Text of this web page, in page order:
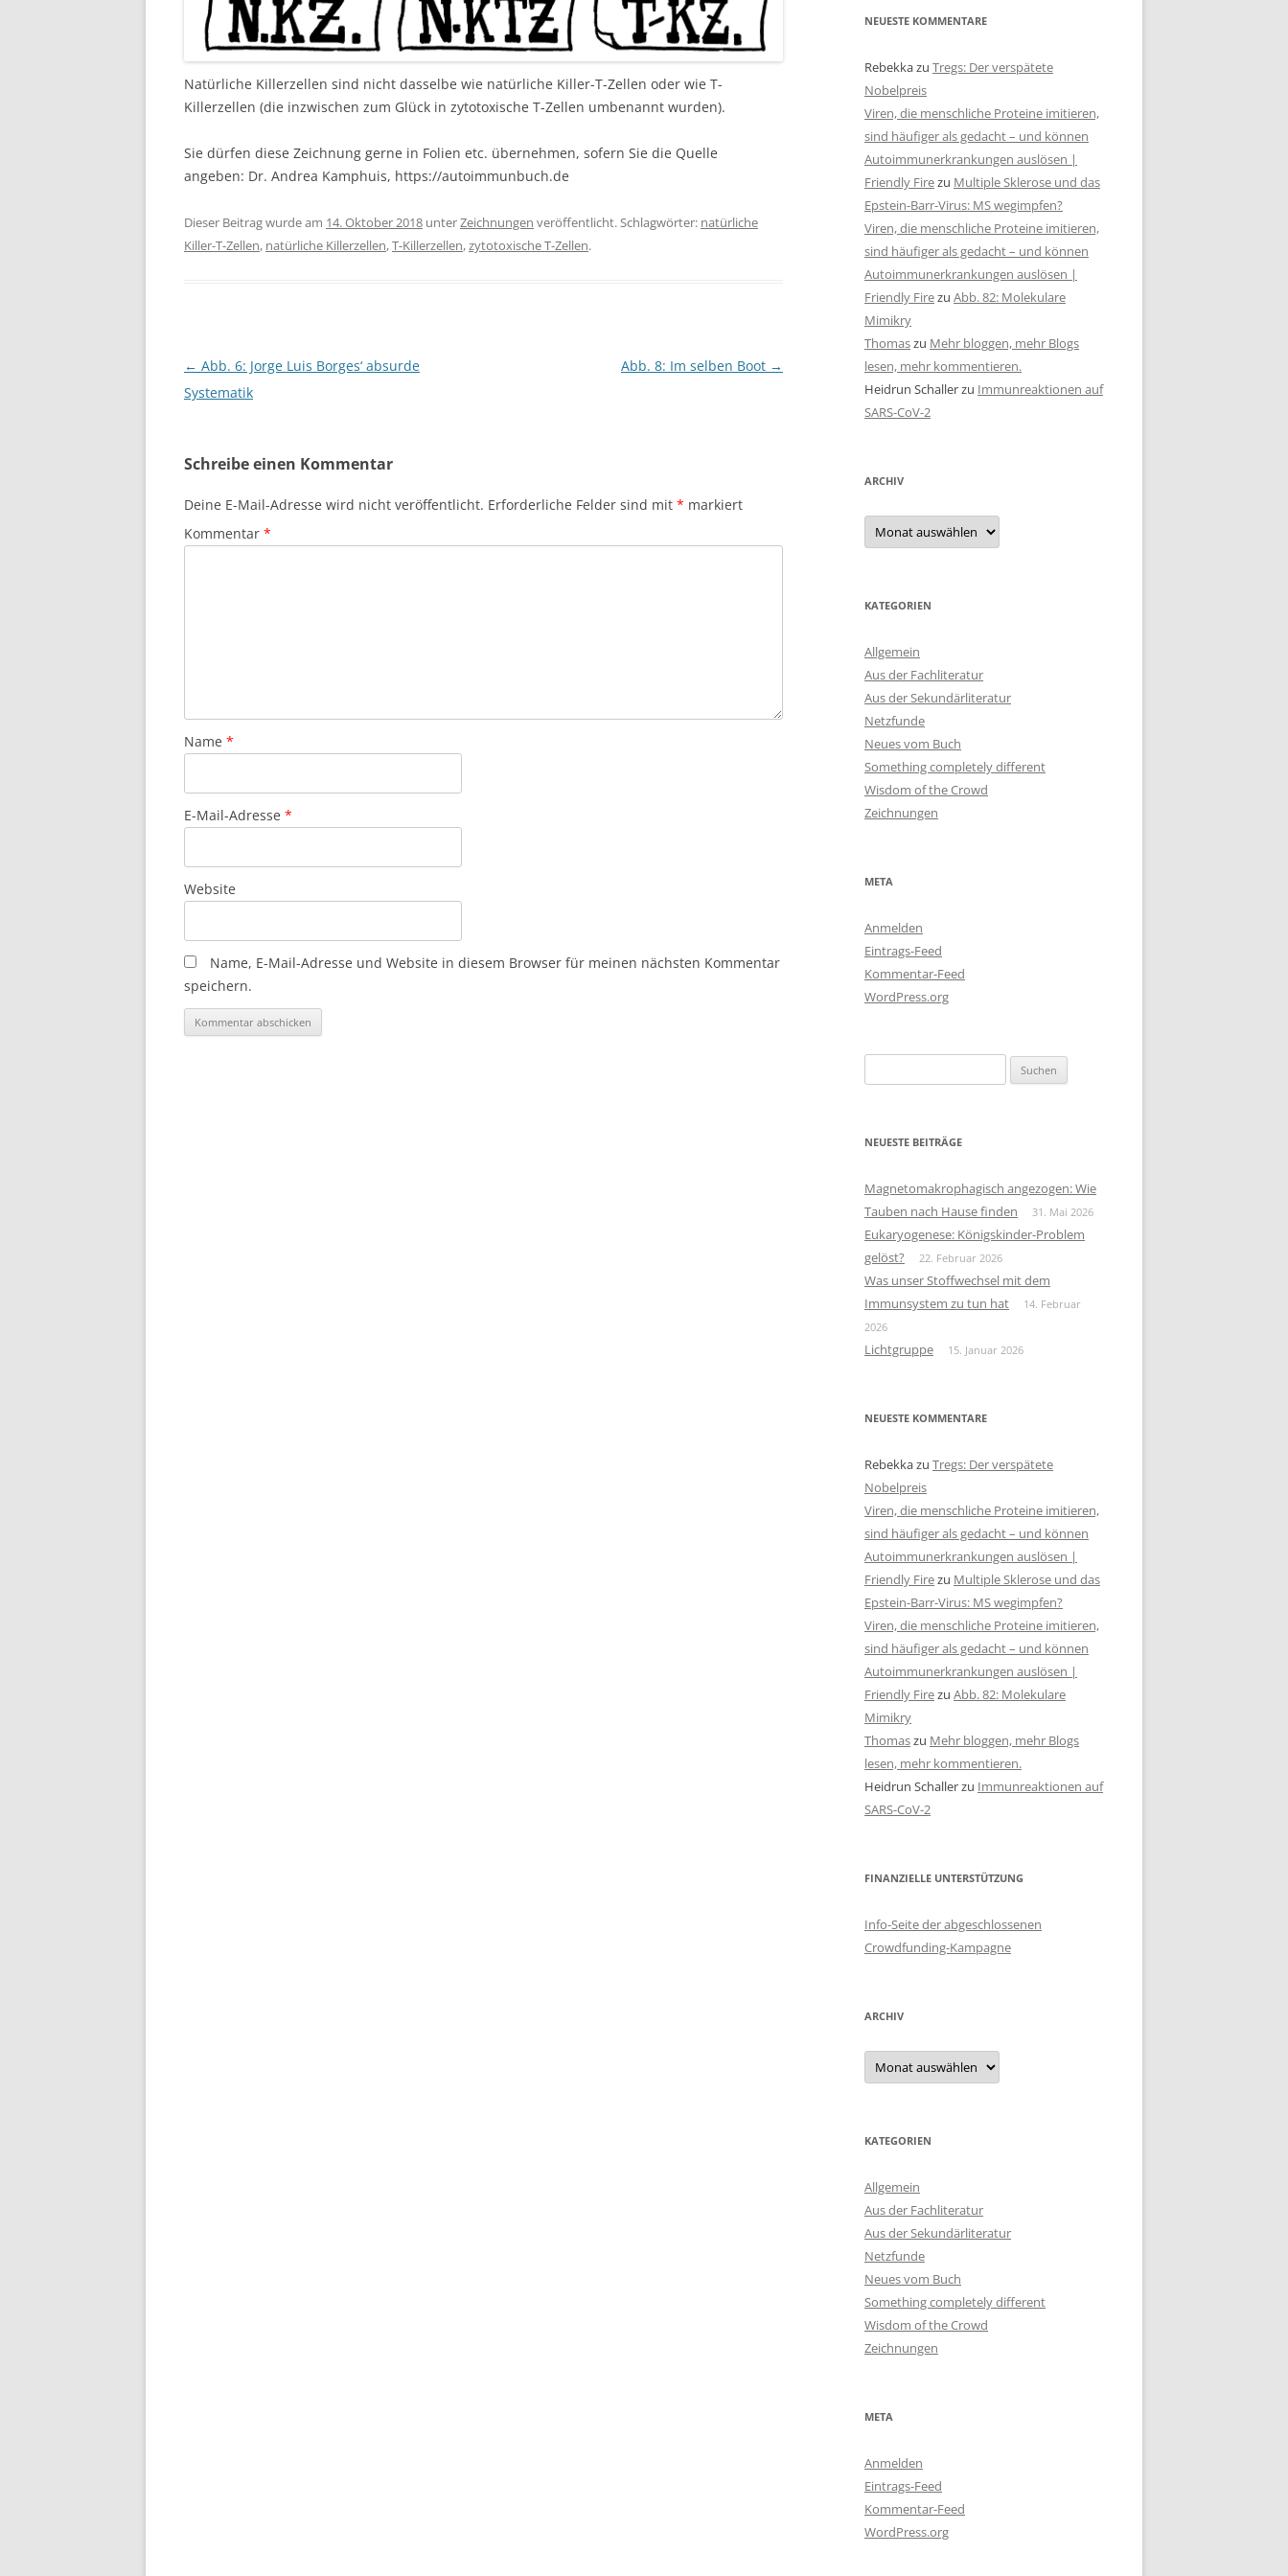
Natürliche Killerzellen sind nicht dasselbe wie natürliche Killer-T-Zellen oder wie T-
Killerzellen (die inzwischen zum Glück in zytotoxische T-Zellen umbenannt wurden).
Sie dürfen diese Zeichnung gerne in Folien etc. übernehmen, sofern Sie die Quelle
angeben: Dr. Andrea Kamphuis, https://autoimmunbuch.de
Dieser Beitrag wurde am 14. Oktober 2018 unterZeichnungen veröffentlicht. Schlagwörter: natürliche
Killer-T-Zellen, natürliche Killerzellen,T-Killerzellen,zytotoxische T-Zellen.
Beitragsnavigation
← Abb. 6: Jorge Luis Borges‘ absurde
Systematik
Abb. 8: Im selben Boot →
Schreibe einen Kommentar
Deine E-Mail-Adresse wird nicht veröffentlicht. Erforderliche Felder sind mit * markiert
Kommentar *
Name *
E-Mail-Adresse *
Website
Name, E-Mail-Adresse und Website in diesem Browser für meinen nächsten Kommentar
speichern.
NEUESTE KOMMENTARE
Rebekkazu Tregs: Der verspätete
Nobelpreis
Viren, die menschliche Proteine imitieren,
sind häufiger als gedacht – und können
Autoimmunerkrankungen auslösen |
Friendly Firezu Multiple Sklerose und das
Epstein-Barr-Virus: MS wegimpfen?
Viren, die menschliche Proteine imitieren,
sind häufiger als gedacht – und können
Autoimmunerkrankungen auslösen |
Friendly Firezu Abb. 82: Molekulare
Mimikry
Thomaszu Mehr bloggen, mehr Blogs
lesen, mehr kommentieren.
Heidrun Schallerzu Immunreaktionen auf
SARS-CoV-2
ARCHIV
Archiv
KATEGORIEN
Allgemein
Aus der Fachliteratur
Aus der Sekundärliteratur
Netzfunde
Neues vom Buch
Something completely different
Wisdom of the Crowd
Zeichnungen
META
Anmelden
Eintrags-Feed
Kommentar-Feed
WordPress.org
nach:
NEUESTE BEITRÄGE
Magnetomakrophagisch angezogen: Wie
Tauben nach Hause finden
31. Mai 2026
Eukaryogenese: Königskinder-Problem
gelöst?
22. Februar 2026
Was unser Stoffwechsel mit dem
Immunsystem zu tun hat
14. Februar
2026
Lichtgruppe 15. Januar 2026
NEUESTE KOMMENTARE
Rebekkazu Tregs: Der verspätete
Nobelpreis
Viren, die menschliche Proteine imitieren,
sind häufiger als gedacht – und können
Autoimmunerkrankungen auslösen |
Friendly Firezu Multiple Sklerose und das
Epstein-Barr-Virus: MS wegimpfen?
Viren, die menschliche Proteine imitieren,
sind häufiger als gedacht – und können
Autoimmunerkrankungen auslösen |
Friendly Firezu Abb. 82: Molekulare
Mimikry
Thomaszu Mehr bloggen, mehr Blogs
lesen, mehr kommentieren.
Heidrun Schallerzu Immunreaktionen auf
SARS-CoV-2
FINANZIELLE UNTERSTÜTZUNG
Info-Seite der abgeschlossenen
Crowdfunding-Kampagne
ARCHIV
Archiv
KATEGORIEN
Allgemein
Aus der Fachliteratur
Aus der Sekundärliteratur
Netzfunde
Neues vom Buch
Something completely different
Wisdom of the Crowd
Zeichnungen
META
Anmelden
Eintrags-Feed
Kommentar-Feed
WordPress.org